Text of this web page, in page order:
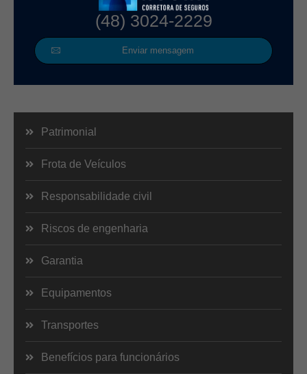
(48) 3024-2229
Enviar mensagem
Patrimonial
Frota de Veículos
Responsabilidade civil
Riscos de engenharia
Garantia
Equipamentos
Transportes
Benefícios para funcionários